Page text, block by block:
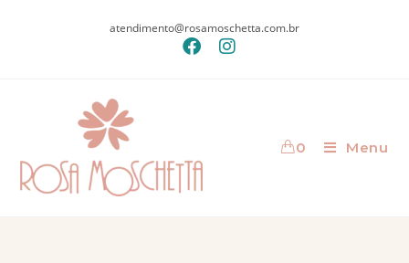
atendimento@rosamoschetta.com.br
0 Menu